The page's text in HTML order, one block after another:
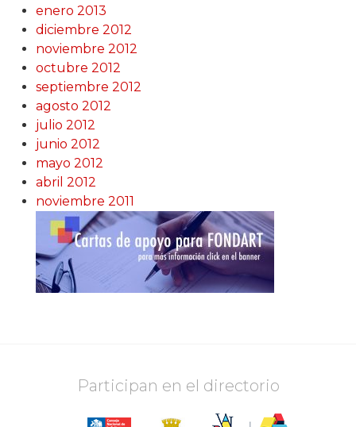
enero 2013
diciembre 2012
noviembre 2012
octubre 2012
septiembre 2012
agosto 2012
julio 2012
junio 2012
mayo 2012
abril 2012
noviembre 2011
Participan en el directorio